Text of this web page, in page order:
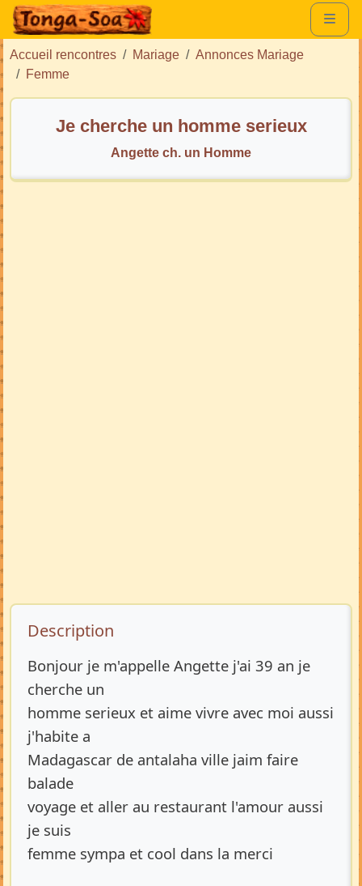
Accueil rencontres Mariage
Annonces Mariage
Femme
Je cherche un homme serieux
Angette ch. un Homme
Description de l’annonce
Description
Bonjour je m'appelle Angette j'ai 39 an je
cherche un
homme serieux et aime vivre avec moi aussi
j'habite a
Madagascar de antalaha ville jaim faire
balade
voyage et aller au restaurant l'amour aussi
je suis
femme sympa et cool dans la merci